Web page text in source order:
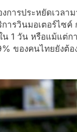
การประหยัดเวลาม
ารวินมอเตอร์ไซค์
1 วัน หรือแม้แต่ก
ของคนไทยยังต้อ